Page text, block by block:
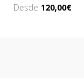
Desde 120,00€